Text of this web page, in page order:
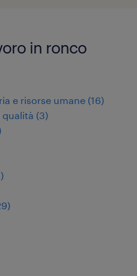
in ronco
e risorse umane (16)
qualità (3)
)
)